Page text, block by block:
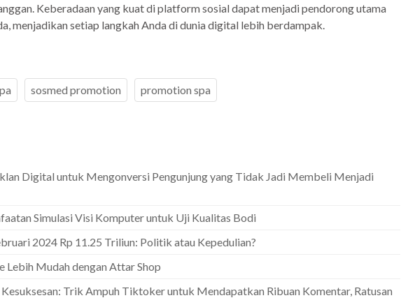
Keberadaan yang kuat di platform sosial dapat menjadi pendorong utama
menjadikan setiap langkah Anda di dunia digital lebih berdampak.
sosmed promotion promotion spa
Digital untuk Mengonversi Pengunjung yang Tidak Jadi Membeli Menjadi
Simulasi Visi Komputer untuk Uji Kualitas Bodi
2024 Rp 11.25 Triliun: Politik atau Kepedulian?
Lebih Mudah dengan Attar Shop
Trik Ampuh Tiktoker untuk Mendapatkan Ribuan Komentar, Ratusan